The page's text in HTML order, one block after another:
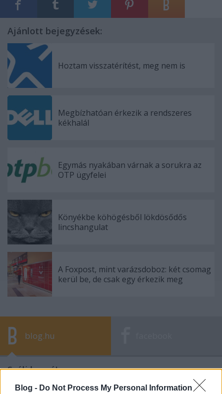
Blog - Do Not Process My Personal Information
Ajánlott bejegyzések:
Hoztam visszatérítést, meg nem is
Megbízhatóan érkezik a rendszeres
kékhalál
Egymás nyakában várnak a sorukra az
OTP ügyfelei
Könyékbe köhögésből lökdösődős
lincshangulat
A Foxpost, mint varázsdoboz: két csomag
kerül be, de csak egy érkezik meg
blog.hu
Szólj hozzá!
A hozzászóláshoz be kell lépned!